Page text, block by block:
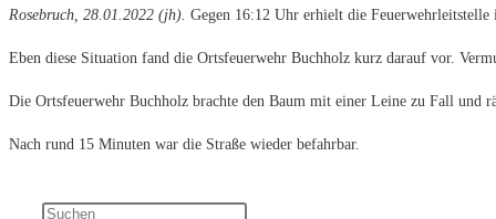
Rosebruch, 28.01.2022 (jh). Gegen 16:12 Uhr erhielt die
Eben diese Situation fand die Ortsfeuerwehr Buchholz kurz darauf vor.
Die Ortsfeuerwehr Buchholz brachte den Baum mit einer Leine zu Fall und
Nach rund 15 Minuten war die Straße wieder befahrbar.